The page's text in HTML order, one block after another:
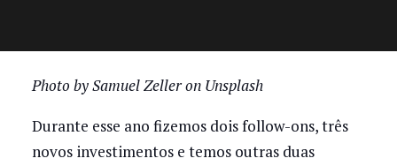
Photo by Samuel Zeller on Unsplash
Durante esse ano fizemos dois follow-ons, três
novos investimentos e temos outras duas